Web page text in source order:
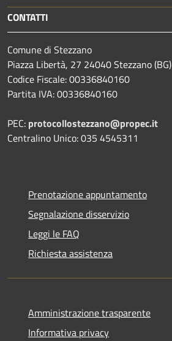
CONTATTI
Comune di Stezzano
Piazza Libertà, 27 24040 Stezzano (BG)
Codice Fiscale: 00336840160
Partita IVA: 00336840160
PEC: protocollostezzano@propec.it
Centralino Unico: 035 4545311
Prenotazione appuntamento
Segnalazione disservizio
Leggi le FAQ
Richiesta assistenza
Amministrazione trasparente
Informativa privacy